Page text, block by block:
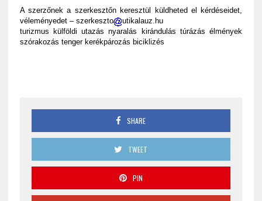
A szerzőnek a szerkesztőn keresztül küldheted el kérdéseidet,
véleményedet – szerkeszto
utikalauz.hu
turizmus külföldi utazás nyaralás kirándulás túrázás élmények
szórakozás tenger kerékpározás biciklizés
SHARE
TWEET
PIN